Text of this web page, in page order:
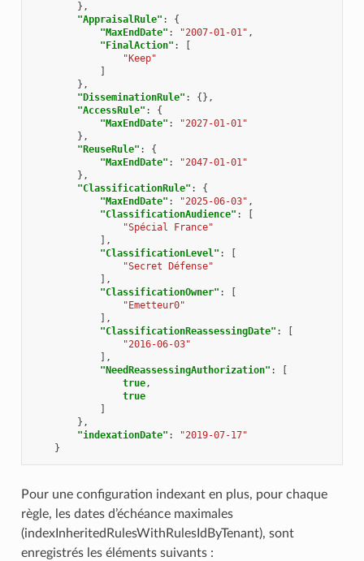
},
"AppraisalRule" :
{
"MaxEndDate" : "2007-01-01" ,
"FinalAction" :
"Keep"
},
"DisseminationRule" :
{},
"AccessRule" :
{
"MaxEndDate" :
"2027-01-01"
},
"ReuseRule" :
{
"MaxEndDate" :
"2047-01-01"
},
"ClassificationRule" :
{
"MaxEndDate" : "2025-06-03" ,
"ClassificationAudience" :
"Spécial France"
],
"ClassificationLevel" :
"Secret Défense"
],
"ClassificationOwner" :
"Emetteur0"
],
"ClassificationReassessingDate" :
"2016-06-03"
],
"NeedReassessingAuthorization" :
true,
true
},
"indexationDate" :
"2019-07-17"
}
Pour une configuration indexant en plus, pour chaque
règle, les dates d’échéance maximales
(indexInheritedRulesWithRulesIdByTenant), sont
enregistrés les éléments suivants :